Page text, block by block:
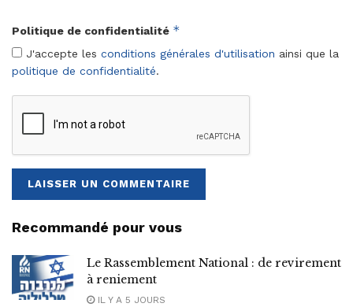
Politique de confidentialité *
J'accepte les conditions générales d'utilisation ainsi que la
politique de confidentialité.
Recommandé pour vous
Le Rassemblement National : de revirement
à reniement
IL Y A 5 JOURS